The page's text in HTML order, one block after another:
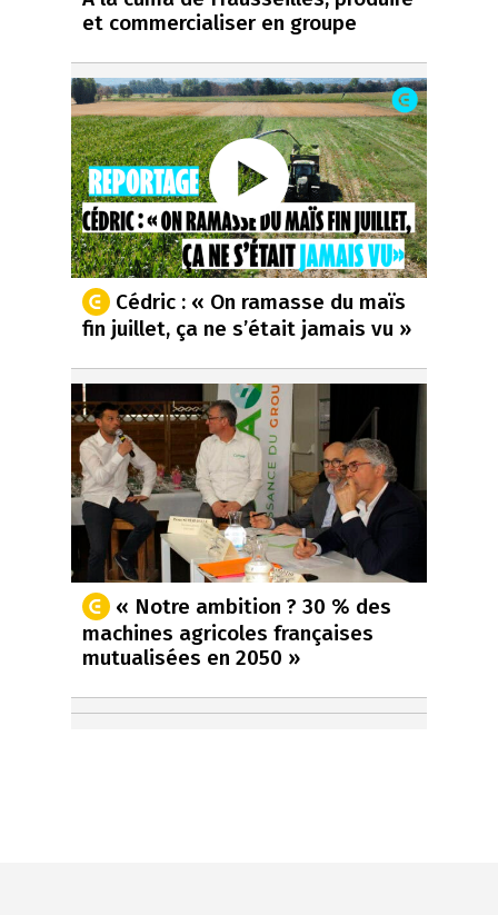
et commercialiser en groupe
Cédric : « On ramasse du maïs
fin juillet, ça ne s’était jamais vu »
« Notre ambition ? 30 % des
machines agricoles françaises
mutualisées en 2050 »